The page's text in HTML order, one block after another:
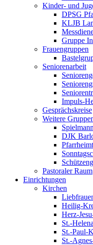
Kinder- und
DPSG
KLJB
Gruppe
Frauengruppen
Seniorenarbeit
Impuls-
Gesprächskreise
Weitere
DJK
Pastoraler Raum
Einrichtungen
Kirchen
Heilig-
Herz-
St.-
St.-Paul-
St.-